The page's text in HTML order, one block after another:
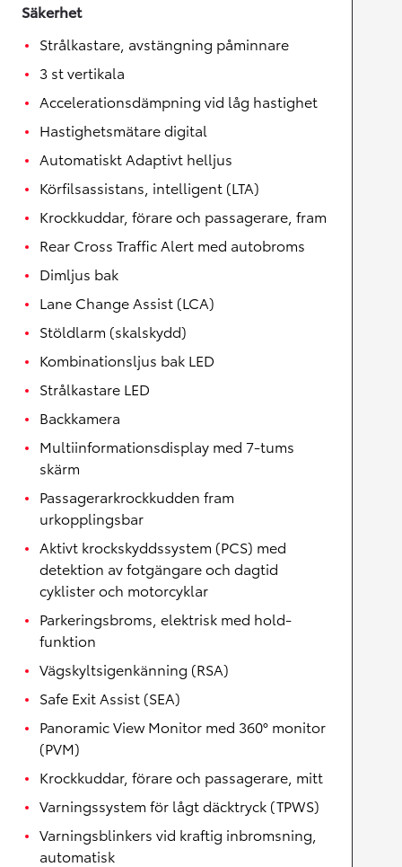
Säkerhet
Strålkastare, avstängning påminnare
3 st vertikala
Accelerationsdämpning vid låg hastighet
Hastighetsmätare digital
Automatiskt Adaptivt helljus
Körfilsassistans, intelligent (LTA)
Krockkuddar, förare och passagerare, fram
Rear Cross Traffic Alert med autobroms
Dimljus bak
Lane Change Assist (LCA)
Stöldlarm (skalskydd)
Kombinationsljus bak LED
Strålkastare LED
Backkamera
Multiinformationsdisplay med 7-tums
skärm
Passagerarkrockkudden fram
urkopplingsbar
Aktivt krockskyddssystem (PCS) med
detektion av fotgängare och dagtid
cyklister och motorcyklar
Parkeringsbroms, elektrisk med hold-
funktion
Vägskyltsigenkänning (RSA)
Safe Exit Assist (SEA)
Panoramic View Monitor med 360° monitor
(PVM)
Krockkuddar, förare och passagerare, mitt
Varningssystem för lågt däcktryck (TPWS)
Varningsblinkers vid kraftig inbromsning,
automatisk